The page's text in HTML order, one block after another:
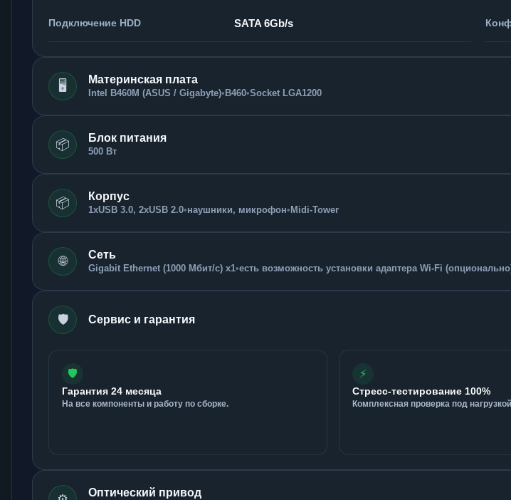
Подключение HDD SATA 6Gb/s
🖥️ Материнская плата
Intel B460M (ASUS / Gigabyte)• B460•Socket LGA1200
📦 Блок питания
500 Вт
📦 Корпус
1xUSB 3.0, 2xUSB 2.0•наушники, микрофон• Midi-Tower
🌐 Сеть
Gigabit Ethernet (1000 Мбит/с) x1•есть возможность установки адаптера Wi-Fi
🛡️ Сервис и гарантия
🛡️
Гарантия 24 месяца
На все компоненты и работу по сборке.
⚡
Стресс-тестирование 100%
Комплексная проверка под
Оптический привод